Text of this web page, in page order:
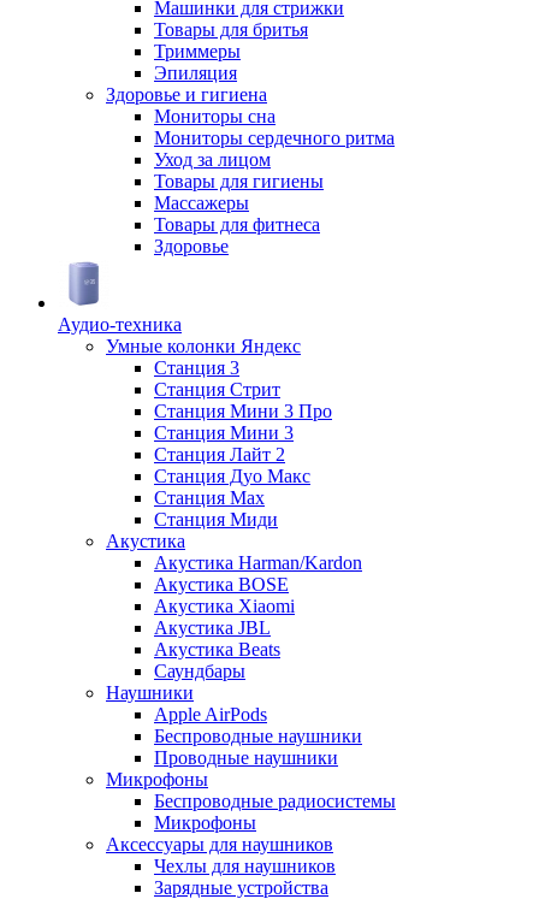
Машинки для стрижки
Товары для бритья
Триммеры
Эпиляция
Здоровье и гигиена
Мониторы сна
Мониторы сердечного ритма
Уход за лицом
Товары для гигиены
Массажеры
Товары для фитнеса
Здоровье
Аудио-техника
Умные колонки Яндекс
Станция 3
Станция Стрит
Станция Мини 3 Про
Станция Мини 3
Станция Лайт 2
Станция Дуо Макс
Станция Max
Станция Миди
Акустика
Акустика Harman/Kardon
Акустика BOSE
Акустика Xiaomi
Акустика JBL
Акустика Beats
Саундбары
Наушники
Apple AirPods
Беспроводные наушники
Проводные наушники
Микрофоны
Беспроводные радиосистемы
Микрофоны
Аксессуары для наушников
Чехлы для наушников
Зарядные устройства